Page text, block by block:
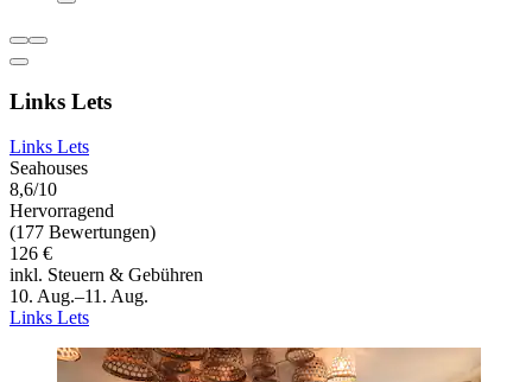
Links Lets
Links Lets
Seahouses
8,6/10
Hervorragend
(177 Bewertungen)
126 €
inkl. Steuern & Gebühren
10. Aug.–11. Aug.
Links Lets